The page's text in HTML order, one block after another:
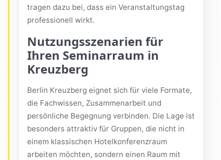
tragen dazu bei, dass ein Veranstaltungstag
professionell wirkt.
Nutzungsszenarien für
Ihren Seminarraum in
Kreuzberg
Berlin Kreuzberg eignet sich für viele Formate,
die Fachwissen, Zusammenarbeit und
persönliche Begegnung verbinden. Die Lage ist
besonders attraktiv für Gruppen, die nicht in
einem klassischen Hotelkonferenzraum
arbeiten möchten, sondern einen Raum mit